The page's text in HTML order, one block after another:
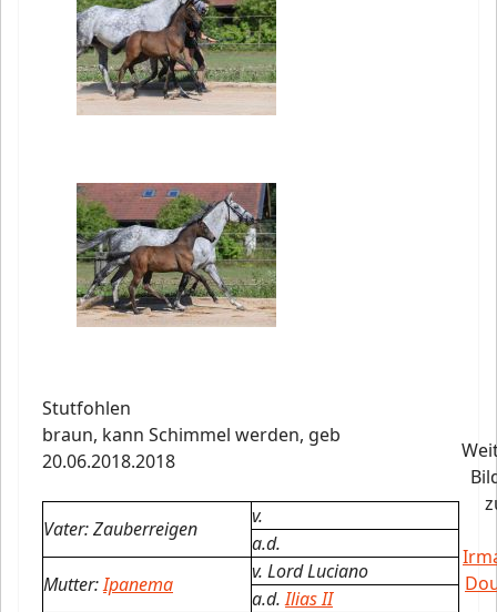
Stutfohlen
braun, kann Schimmel werden, geb
20.06.2018.2018
Vater: Zauberreigen
v.
a.d.
Mutter:Ipanema
v. Lord Luciano
a.d.Ilias II